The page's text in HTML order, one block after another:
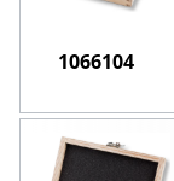
1066104